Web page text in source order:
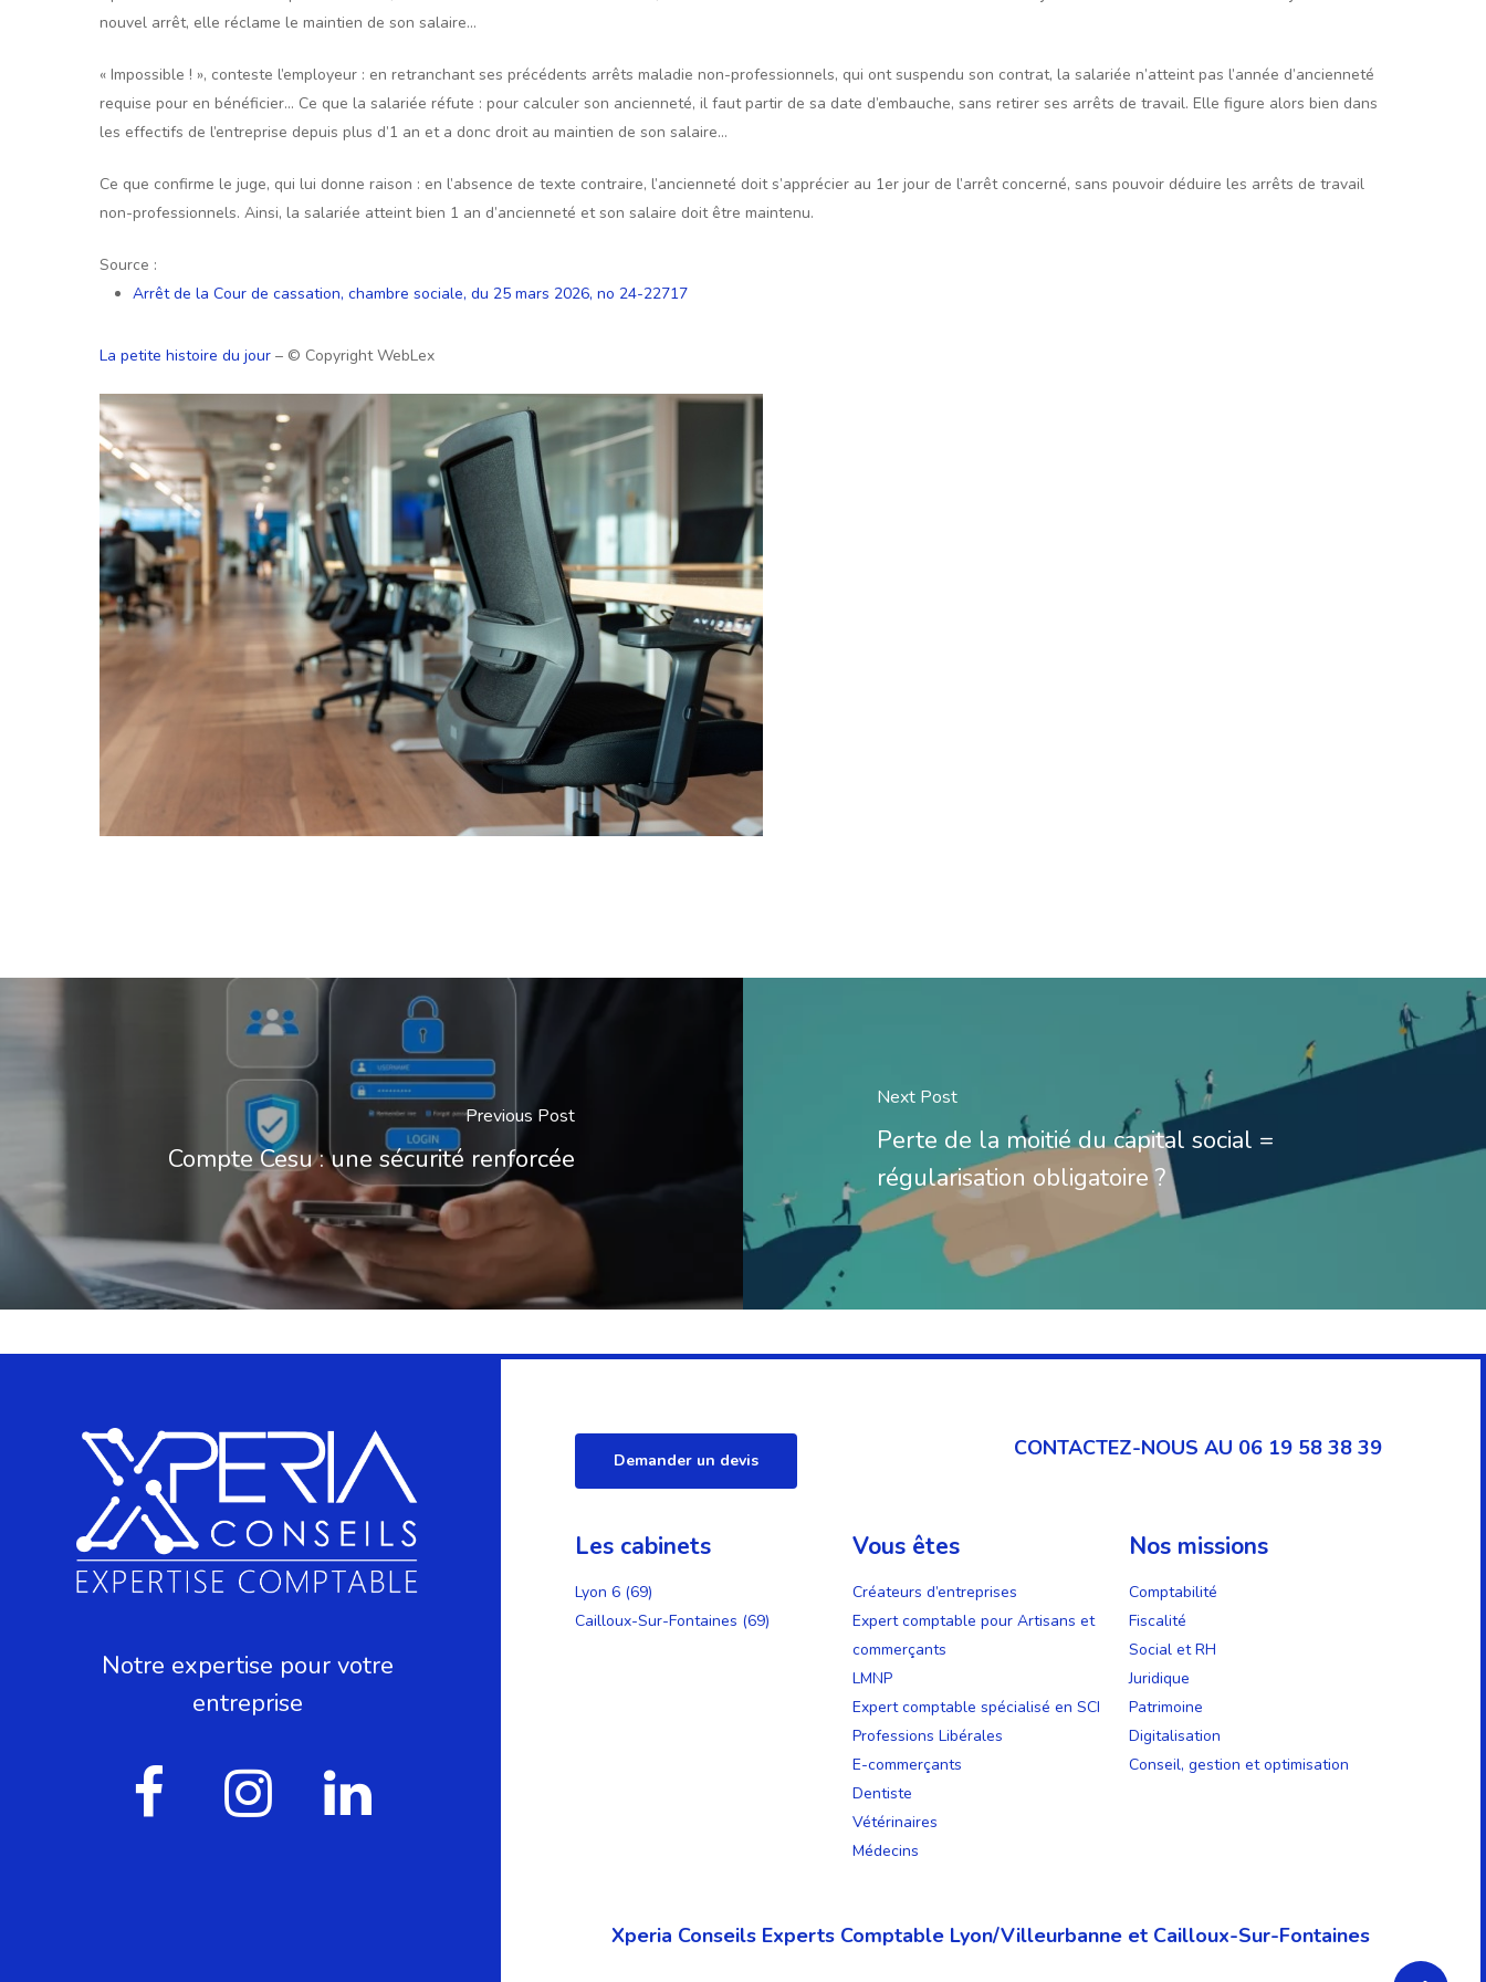
nouvel arrêt, elle réclame le maintien de son salaire…
« Impossible ! », conteste l’employeur : en retranchant ses précédents arrêts maladie non-professionnels, qui ont suspendu son contrat, la salariée n’atteint pas l’année d’ancienneté
requise pour en bénéficier… Ce que la salariée réfute : pour calculer son ancienneté, il faut partir de sa date d’embauche, sans retirer ses arrêts de travail. Elle figure alors bien dans
les effectifs de l’entreprise depuis plus d’1 an et a donc droit au maintien de son salaire…
Ce que confirme le juge, qui lui donne raison : en l’absence de texte contraire, l’ancienneté doit s’apprécier au 1er jour de l’arrêt concerné, sans pouvoir déduire les arrêts de travail
non-professionnels. Ainsi, la salariée atteint bien 1 an d’ancienneté et son salaire doit être maintenu.
Source :
Arrêt de la Cour de cassation, chambre sociale, du 25 mars 2026, no 24-22717
La petite histoire du jour – © Copyright WebLex
Previous Post
Compte Cesu : une sécurité renforcée
Next Post
Perte de la moitié du capital social =
régularisation obligatoire ?
Notre expertise pour votre
entreprise
Demander un devis CONTACTEZ-NOUS AU 06 19 58 38 39
Les cabinets
Lyon 6 (69)
Cailloux-Sur-Fontaines (69)
Vous êtes
Créateurs d’entreprises
Expert comptable pour Artisans et
commerçants
LMNP
Expert comptable spécialisé en SCI
Professions Libérales
E-commerçants
Dentiste
Vétérinaires
Médecins
Nos missions
Comptabilité
Fiscalité
Social et RH
Juridique
Patrimoine
Digitalisation
Conseil, gestion et optimisation
Xperia Conseils Experts Comptable Lyon/Villeurbanne et Cailloux-Sur-Fontaines